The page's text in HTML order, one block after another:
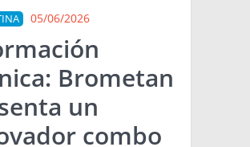
IDIOMAS
05/06/2026
Brometan
un
combo